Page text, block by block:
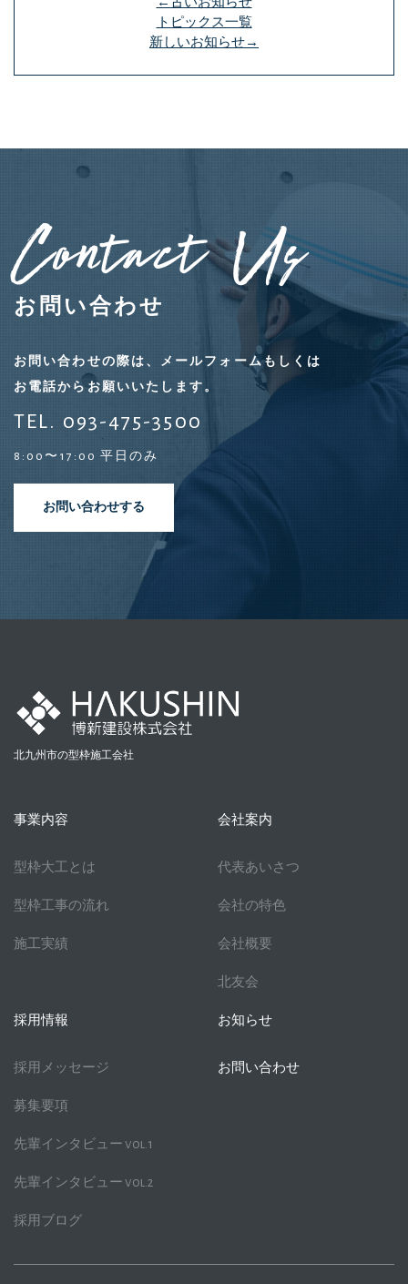
トピックス一覧
新しいお知らせ→
Contact Us
お問い合わせ
お問い合わせの際は、メールフォームもしくは
お電話からお願いいたします。
TEL. 093-475-3500
8:00〜17:00 平日のみ
お問い合わせする
北九州市の型枠施工会社
事業内容
型枠大工とは
型枠工事の流れ
施工実績
会社案内
代表あいさつ
会社の特色
会社概要
北友会
採用情報
採用メッセージ
募集要項
先輩インタビュー vol.1
先輩インタビュー vol.2
採用ブログ
お知らせ
お問い合わせ